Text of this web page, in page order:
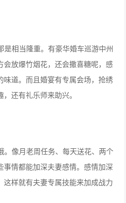
相当隆重。有豪华婚车巡游中州
会放爆竹烟花，还会撒喜糖呢，感
味道。而且婚宴有专属会场，抢绣
还有礼乐师来助兴。
像月老周任务、每天送花、两个
事情都能加深夫妻感情。感情加深
这样就有夫妻专属技能来加成战力